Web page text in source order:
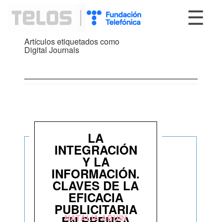
☰
Artículos etiquetados como
Digital Journals
LA
INTEGRACIÓN
Y LA
INFORMACIÓN.
CLAVES DE LA
EFICACIA
PUBLICITARIA
NATALIA ABUÍN